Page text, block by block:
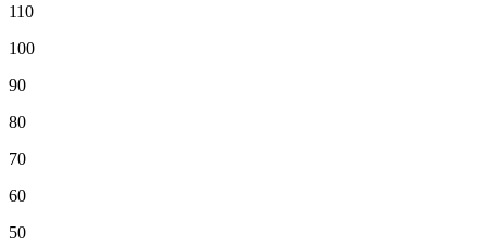
110
100
90
80
70
60
50